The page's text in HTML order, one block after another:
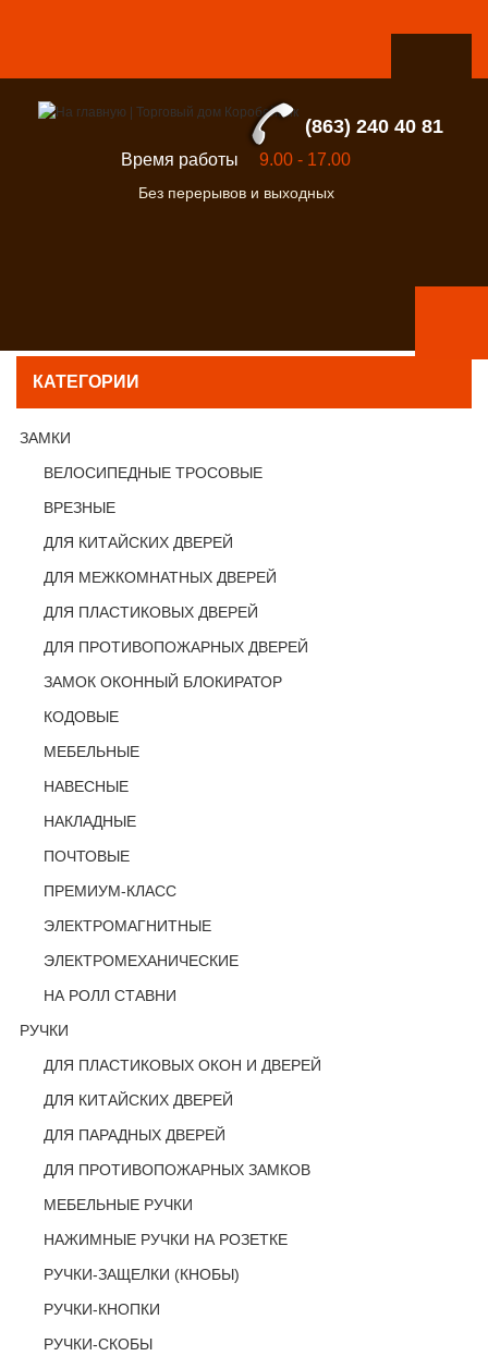
(863) 240 40 81
Время работы 9.00 - 17.00
Без перерывов и выходных
КАТЕГОРИИ
ЗАМКИ
ВЕЛОСИПЕДНЫЕ ТРОСОВЫЕ
ВРЕЗНЫЕ
ДЛЯ КИТАЙСКИХ ДВЕРЕЙ
ДЛЯ МЕЖКОМНАТНЫХ ДВЕРЕЙ
ДЛЯ ПЛАСТИКОВЫХ ДВЕРЕЙ
ДЛЯ ПРОТИВОПОЖАРНЫХ ДВЕРЕЙ
ЗАМОК ОКОННЫЙ БЛОКИРАТОР
КОДОВЫЕ
МЕБЕЛЬНЫЕ
НАВЕСНЫЕ
НАКЛАДНЫЕ
ПОЧТОВЫЕ
ПРЕМИУМ-КЛАСС
ЭЛЕКТРОМАГНИТНЫЕ
ЭЛЕКТРОМЕХАНИЧЕСКИЕ
НА РОЛЛ СТАВНИ
РУЧКИ
ДЛЯ ПЛАСТИКОВЫХ ОКОН И ДВЕРЕЙ
ДЛЯ КИТАЙСКИХ ДВЕРЕЙ
ДЛЯ ПАРАДНЫХ ДВЕРЕЙ
ДЛЯ ПРОТИВОПОЖАРНЫХ ЗАМКОВ
МЕБЕЛЬНЫЕ РУЧКИ
НАЖИМНЫЕ РУЧКИ НА РОЗЕТКЕ
РУЧКИ-ЗАЩЕЛКИ (КНОБЫ)
РУЧКИ-КНОПКИ
РУЧКИ-СКОБЫ